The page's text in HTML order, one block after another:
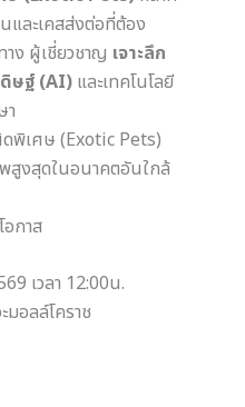
และเคสส่งต่อที่ต้อง
าง ผู้เชี่ยวชาญ เจาะลึก
ษฐ์ (AI) และเทคโนโลยี
า
พิเศษ (Exotic Pets)
สูงสุดในอนาคตอันใกล้
อกาส
เวลา 12:00น.
มอลล์โคราช